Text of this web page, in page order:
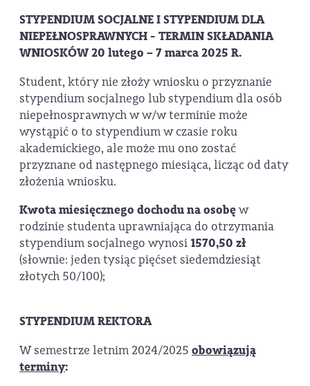
STYPENDIUM SOCJALNE I STYPENDIUM DLA
NIEPEŁNOSPRAWNYCH - TERMIN SKŁADANIA
WNIOSKÓW 20 lutego – 7 marca 2025 R.
Student, który nie złoży wniosku o przyznanie
stypendium socjalnego lub stypendium dla osób
niepełnosprawnych w w/w terminie może
wystąpić o to stypendium w czasie roku
akademickiego, ale może mu ono zostać
przyznane od następnego miesiąca, licząc od daty
złożenia wniosku.
Kwota miesięcznego dochodu na osobęw
rodzinie studenta uprawniająca do otrzymania
stypendium socjalnego wynosi 1570,50 zł
(słownie: jeden tysiąc pięćset siedemdziesiąt
złotych 50/100);
STYPENDIUM REKTORA
W semestrze letnim 2024/2025 obowiązują
terminy: